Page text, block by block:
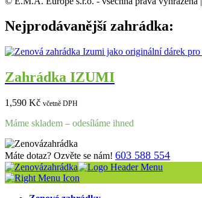
Nejprodávanější zahrádka:
Zahrádka IZUMI
1,590 Kč včetně DPH
Máme skladem – odesíláme ihned
Máte dotaz? Ozvěte se nám! 603 588 554